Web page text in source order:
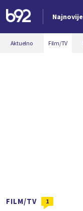
Najnovije
Nova vest
Aktuelno Film/TV
FILM/TV 1